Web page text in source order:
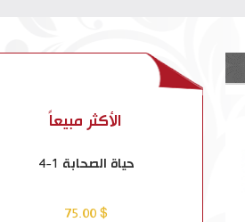
الأكثر مبيعاً
حياة الصحابة 1-4
$ 75.00